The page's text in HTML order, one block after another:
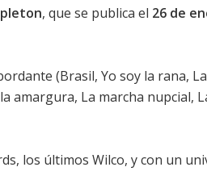
, que se publica el 26 de
(Brasil, Yo soy la rana,
amargura, La marcha nupcial,
los últimos Wilco, y con un